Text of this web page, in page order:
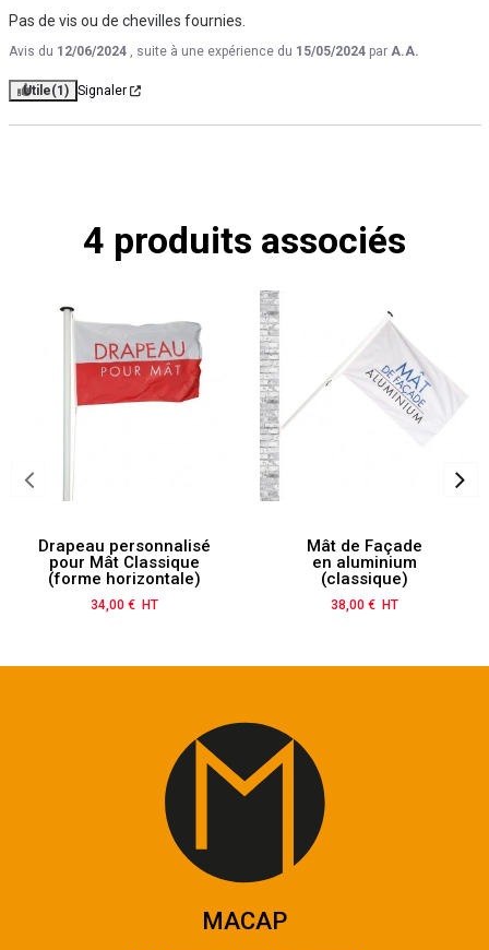
Pas de vis ou de chevilles fournies.
Avis du 12/06/2024 , suite à une expérience du 15/05/2024 par A.A.
Utile(1) Signaler
4 produits associés
Drapeau personnalisé
pour Mât Classique
(forme horizontale)
Prix
34,00 € HT
Mât de Façade
en aluminium
(classique)
Prix
38,00 € HT
MACAP